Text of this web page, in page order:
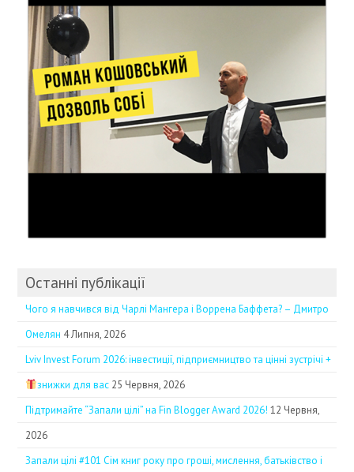
Останні публікації
Чого я навчився від Чарлі Мангера і Воррена Баффета? – Дмитро
Омелян 4 Липня, 2026
Lviv Invest Forum 2026: інвестиції, підприємництво та цінні зустрічі +
знижки для вас 25 Червня, 2026
Підтримайте “Запали цілі” на Fin Blogger Award 2026! 12 Червня,
2026
Запали цілі #101 Сім книг року про гроші, мислення, батьківство і